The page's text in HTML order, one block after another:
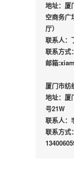
地址：厦
空商务广
厅）
联系人：
联系方式
邮箱
厦门市纺
地址：厦
号21W
联系人：
联系方式